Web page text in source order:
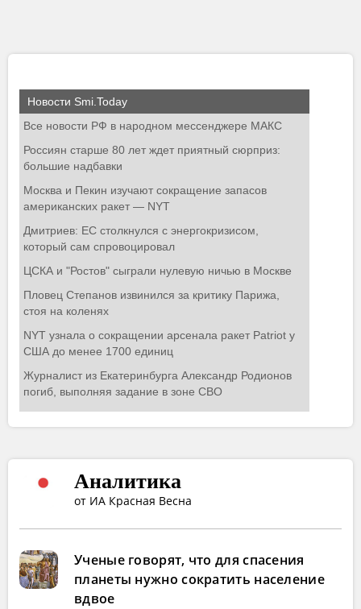
Аналитика
от ИА Красная Весна
Ученые говорят, что для спасения
планеты нужно сократить население
вдвое